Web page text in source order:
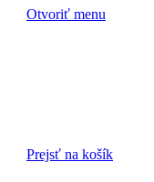
Otvoriť menu
Prejsť na košík